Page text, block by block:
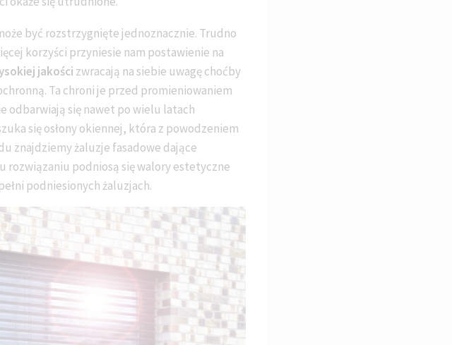
być rozstrzygnięte jednoznacznie. Trudno
korzyści przyniesie nam postawienie na
jakości zwracają na siebie uwagę choćby
Ta chroni je przed promieniowaniem
odbarwiają się nawet po wielu latach
się osłony okiennej, która z powodzeniem
znajdziemy żaluzje fasadowe dające
rozwiązaniu podniosą się walory estetyczne
podniesionych żaluzjach.